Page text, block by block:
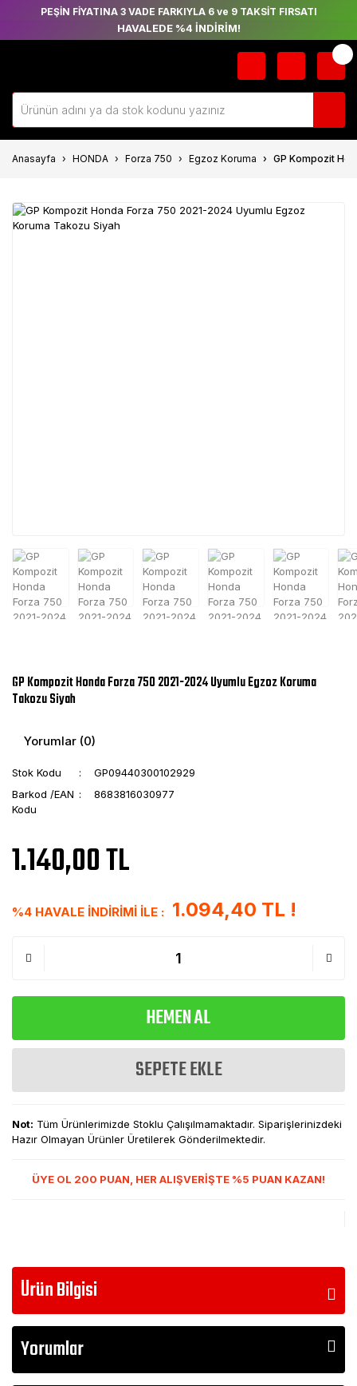
PEŞİN FİYATINA 3 VADE FARKIYLA 6 ve 9 TAKSİT FIRSATI
HAVALEDE %4 İNDİRİM!
Anasayfa HONDA Forza 750 Egzoz Koruma GP Kompozit
GP Kompozit Honda Forza 750 2021-2024 Uyumlu Egzoz Koruma
Takozu Siyah
Yorumlar (0)
Stok Kodu
GP09440300102929
Barkod /EAN
Kodu
8683816030977
1.140,00 TL
%4 HAVALE İNDİRİMİ İLE : 1.094,40 TL !
HEMEN AL
SEPETE EKLE
Not: Tüm Ürünlerimizde Stoklu Çalışılmamaktadır. Siparişlerinizdeki
Hazır Olmayan Ürünler Üretilerek Gönderilmektedir.
ÜYE OL 200 PUAN, HER ALIŞVERİŞTE %5 PUAN KAZAN!
Ürün Bilgisi
Yorumlar